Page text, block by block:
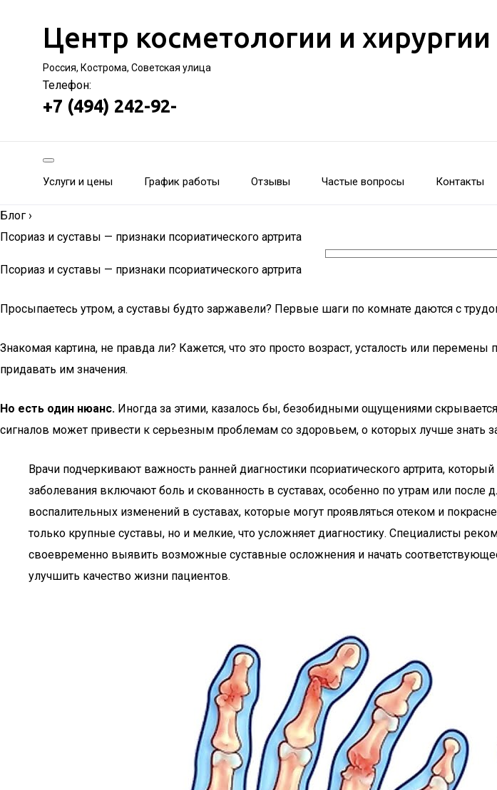
Центр косметологии и хирургии
Россия, Кострома, Советская улица
Телефон:
+7 (494) 242-92-
Услуги и цены График работы Отзывы Частые вопросы Контакты
Блог ›
Псориаз и суставы — признаки псориатического артрита
Псориаз и суставы — признаки псориатического артрита
Просыпаетесь утром, а суставы будто заржавели? Первые шаги по комнате даются с
Знакомая картина, не правда ли? Кажется, что это просто возраст, усталость или
придавать им значения.
Но есть один нюанс. Иногда за этими, казалось бы, безобидными ощущениями
сигналов может привести к серьезным проблемам со здоровьем, о которых лучше знать
Врачи подчеркивают важность ранней диагностики псориатического артрита,
заболевания включают боль и скованность в суставах, особенно по утрам или
воспалительных изменений в суставах, которые могут проявляться отеком и
только крупные суставы, но и мелкие, что усложняет диагностику. Специалисты
своевременно выявить возможные суставные осложнения и начать
улучшить качество жизни пациентов.